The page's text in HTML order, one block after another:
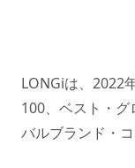
LONGiは、2022
100、ベスト・
バルブランド・